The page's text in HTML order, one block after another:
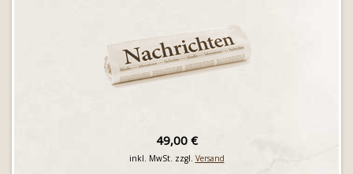
49,00 €
inkl. MwSt. zzgl. Versand